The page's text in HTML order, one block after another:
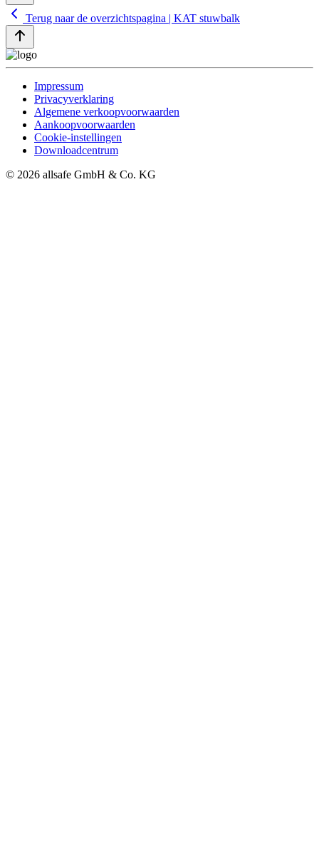
Terug naar de overzichtspagina | KAT stuwbalk
Impressum
Privacyverklaring
Algemene verkoopvoorwaarden
Aankoopvoorwaarden
Cookie-instellingen
Downloadcentrum
© 2026 allsafe GmbH & Co. KG